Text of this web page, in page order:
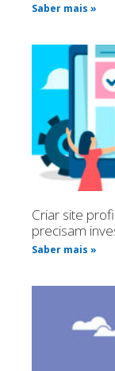
Saber mais »
Criar site
precisam
Saber mais »